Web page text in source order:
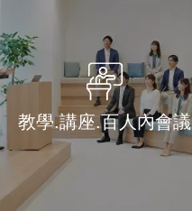
教學.講座.百人內會議